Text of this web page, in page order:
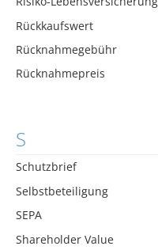
Rückkaufswert
Rücknahmegebühr
Rücknahmepreis
S
Schutzbrief
Selbstbeteiligung
SEPA
Shareholder Value